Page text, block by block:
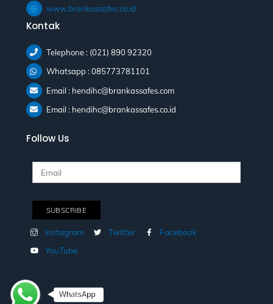
www.brankassafes.co.id
Kontak
Telephone : (021) 890 92320
Whatsapp : 085773781101
Email : hendihc@brankassafes.com
Email : hendihc@brankassafes.co.id
Follow Us
Instagram Twitter
Facebook
YouTube